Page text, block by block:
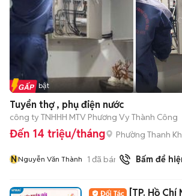
Tin nổi bật
Tuyển thợ , phụ điện nước
công ty TNHHH MTV Phương Vy Thành Công
Đến 14 triệu/tháng Phường Thanh
NNguyễn Văn Thành 1 đã bán Bấm để
[TP. Hồ